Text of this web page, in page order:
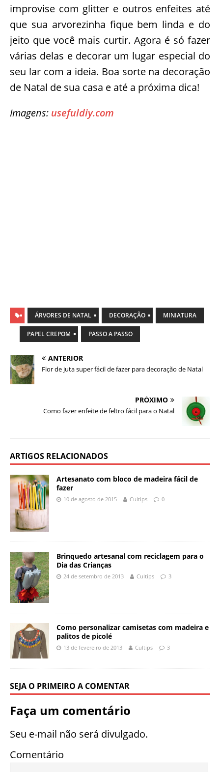
improvise com glitter e outros enfeites até
que sua arvorezinha fique bem linda e do
jeito que você mais curtir. Agora é só fazer
várias delas e decorar um lugar especial do
seu lar com a ideia. Boa sorte na decoração
de Natal de sua casa e até a próxima dica!
Imagens: usefuldiy.com
ÁRVORES DE NATAL DECORAÇÃO MINIATURA
PAPEL CREPOM PASSO A PASSO
ANTERIOR
Flor de juta super fácil de fazer para decoração de Natal
PRÓXIMO
Como fazer enfeite de feltro fácil para o Natal
ARTIGOS RELACIONADOS
Artesanato com bloco de madeira fácil de
fazer
10 de agosto de 2015 Cultips 0
Brinquedo artesanal com reciclagem para o
Dia das Crianças
24 de setembro de 2013 Cultips 3
Como personalizar camisetas com madeira e
palitos de picolé
13 de fevereiro de 2013 Cultips 3
SEJA O PRIMEIRO A COMENTAR
Faça um comentário
Seu e-mail não será divulgado.
Comentário